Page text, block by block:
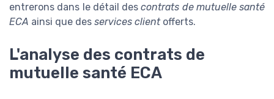
entrerons dans le détail descontrats de mutuelle santé
ECA ainsi que des services clientofferts.
L'analyse des contrats de
mutuelle santé ECA